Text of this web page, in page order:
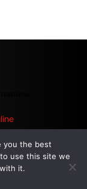
НА САЙТІ
you the best
use this site we
it.